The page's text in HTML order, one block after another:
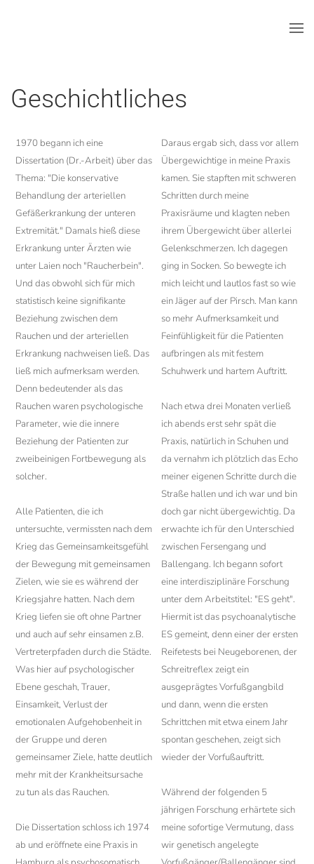
Geschichtliches
1970 begann ich eine
Dissertation (Dr.-Arbeit) über das
Thema: "Die konservative
Behandlung der arteriellen
Gefäßerkrankung der unteren
Extremität." Damals hieß diese
Erkrankung unter Ärzten wie
unter Laien noch "Raucherbein".
Und das obwohl sich für mich
statistisch keine signifikante
Beziehung zwischen dem
Rauchen und der arteriellen
Erkrankung nachweisen ließ. Das
ließ mich aufmerksam werden.
Denn bedeutender als das
Rauchen waren psychologische
Parameter, wie die innere
Beziehung der Patienten zur
zweibeinigen Fortbewegung als
solcher.
Alle Patienten, die ich
untersuchte, vermissten nach dem
Krieg das Gemeinsamkeitsgefühl
der Bewegung mit gemeinsamen
Zielen, wie sie es während der
Kriegsjahre hatten. Nach dem
Krieg liefen sie oft ohne Partner
und auch auf sehr einsamen z.B.
Vertreterpfaden durch die Städte.
Was hier auf psychologischer
Ebene geschah, Trauer,
Einsamkeit, Verlust der
emotionalen Aufgehobenheit in
der Gruppe und deren
gemeinsamer Ziele, hatte deutlich
mehr mit der Krankheitsursache
zu tun als das Rauchen.
Die Dissertation schloss ich 1974
ab und eröffnete eine Praxis in
Daraus ergab sich, dass vor allem
Übergewichtige in meine Praxis
kamen. Sie stapften mit schweren
Schritten durch meine
Praxisräume und klagten neben
ihrem Übergewicht über allerlei
Gelenkschmerzen. Ich dagegen
ging in Socken. So bewegte ich
mich leicht und lautlos fast so wie
ein Jäger auf der Pirsch. Man kann
so mehr Aufmerksamkeit und
Feinfühligkeit für die Patienten
aufbringen als mit festem
Schuhwerk und hartem Auftritt.
Nach etwa drei Monaten verließ
ich abends erst sehr spät die
Praxis, natürlich in Schuhen und
da vernahm ich plötzlich das Echo
meiner eigenen Schritte durch die
Straße hallen und ich war und bin
doch gar nicht übergewichtig. Da
erwachte ich für den Unterschied
zwischen Fersengang und
Ballengang. Ich begann sofort
eine interdisziplinäre Forschung
unter dem Arbeitstitel: "ES geht".
Hiermit ist das psychoanalytische
ES gemeint, denn einer der ersten
Reifetests bei Neugeborenen, der
Schreitreflex zeigt ein
ausgeprägtes Vorfußgangbild
und dann, wenn die ersten
Schrittchen mit etwa einem Jahr
spontan geschehen, zeigt sich
wieder der Vorfußauftritt.
Während der folgenden 5
jährigen Forschung erhärtete sich
meine sofortige Vermutung, dass
wir genetisch angelegte